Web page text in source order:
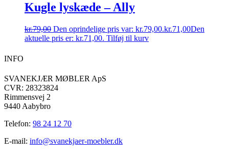
Kugle lyskæde – Ally
kr.79,00 Den oprindelige pris var: kr.79,00.kr.71,00Den
aktuelle pris er: kr.71,00. Tilføj til kurv
INFO
SVANEKJÆR MØBLER ApS
CVR: 28323824
Rimmensvej 2
9440 Aabybro
Telefon: 98 24 12 70
E-mail: info@svanekjaer-moebler.dk